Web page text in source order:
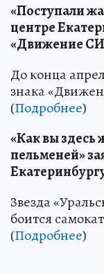
«Поступали
центре
«Движение
До конца
знака
(Подробнее)
«Как вы здесь
пельменей»
Звезда
боится
(Подробнее)